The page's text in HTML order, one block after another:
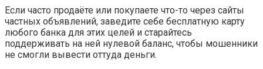
Если часто продаёте или покупаете что-то через сайты
частных объявлений, заведите себе бесплатную карту
любого банка для этих целей и старайтесь
поддерживать на ней нулевой баланс, чтобы мошенники
не смогли вывести оттуда деньги.